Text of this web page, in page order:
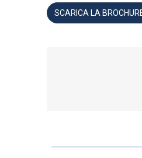
SCARICA LA